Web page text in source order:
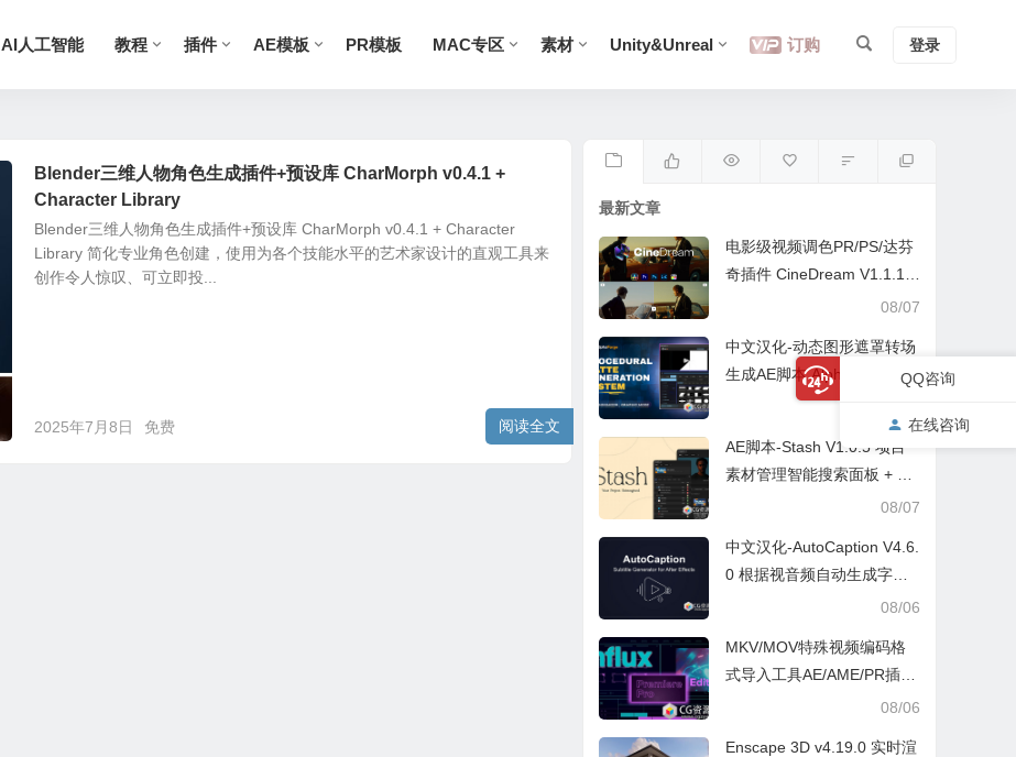
AI人工智能 教程 插件 AE模板 PR模板 MAC专区 素材 Unity&Unreal 订购 登录
Blender三维人物角色生成插件+预设库 CharMorph v0.4.1 +
Character Library
Blender三维人物角色生成插件+预设库 CharMorph v0.4.1 + Character
Library 简化专业角色创建，使用为各个技能水平的艺术家设计的直观工具来
创作令人惊叹、可立即投...
2025年7月8日 免费 阅读全文
最新文章
电影级视频调色PR/PS/达芬
奇插件 CineDream V1.1.11
08/07
中文汉化-动态图形遮罩转场
生成AE脚本 AlphaForge v1.
0.1 +中文字幕教程
AE脚本-Stash V1.0.5 项目
素材管理智能搜索面板 + 中
08/07
中文汉化-AutoCaption V4.6.
0 根据视音频自动生成字幕A
08/06
MKV/MOV特殊视频编码格
式导入工具AE/AME/PR插件
08/06
Enscape 3D v4.19.0 实时渲
QQ咨询
在线咨询